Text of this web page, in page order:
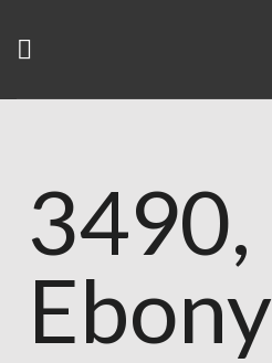
3490,
Ebony